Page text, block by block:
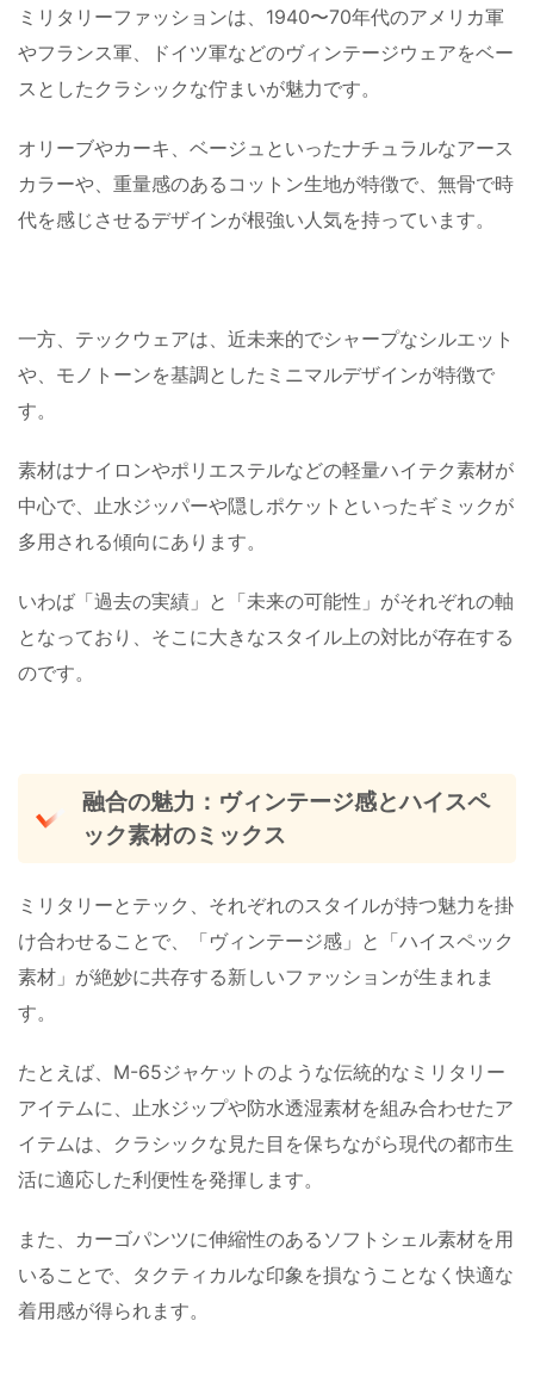
ミリタリーファッションは、1940〜70年代のアメリカ軍
やフランス軍、ドイツ軍などのヴィンテージウェアをベー
スとしたクラシックな佇まいが魅力です。
オリーブやカーキ、ベージュといったナチュラルなアース
カラーや、重量感のあるコットン生地が特徴で、無骨で時
代を感じさせるデザインが根強い人気を持っています。
一方、テックウェアは、近未来的でシャープなシルエット
や、モノトーンを基調としたミニマルデザインが特徴で
す。
素材はナイロンやポリエステルなどの軽量ハイテク素材が
中心で、止水ジッパーや隠しポケットといったギミックが
多用される傾向にあります。
いわば「過去の実績」と「未来の可能性」がそれぞれの軸
となっており、そこに大きなスタイル上の対比が存在する
のです。
融合の魅力：ヴィンテージ感とハイスペ
ック素材のミックス
ミリタリーとテック、それぞれのスタイルが持つ魅力を掛
け合わせることで、「ヴィンテージ感」と「ハイスペック
素材」が絶妙に共存する新しいファッションが生まれま
す。
たとえば、M-65ジャケットのような伝統的なミリタリー
アイテムに、止水ジップや防水透湿素材を組み合わせたア
イテムは、クラシックな見た目を保ちながら現代の都市生
活に適応した利便性を発揮します。
また、カーゴパンツに伸縮性のあるソフトシェル素材を用
いることで、タクティカルな印象を損なうことなく快適な
着用感が得られます。